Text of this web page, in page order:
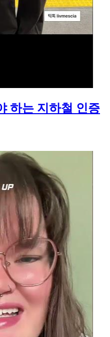
하는 지하철 인증